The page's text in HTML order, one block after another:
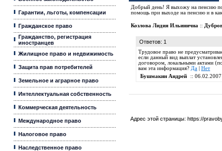
Гарантии, льготы, компенсации
Гражданское право
Гражданство, регистрация
иностранцев
Жилищное право и недвижимость
Защита прав потребителей
Земельное и аграрное право
Интеллектуальная собственность
Коммерческая деятельность
Международное право
Налоговое право
Наследственное право
Добрый день! Я выхожу на пенсию
помощь при выходе на пенсию и в
Козлова Лидия Ильинична ::
Ответов: 1
Трудовое право не
если данный вид выплат
договором, локальными актами
вам эта информация? Да
Нет
Бушмакин Андрей
::
Адрес этой страницы: https://